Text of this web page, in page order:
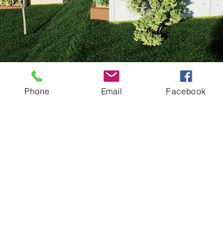
Phone Email Facebook